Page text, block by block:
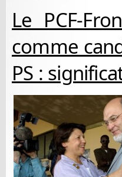
Le PCF-
comme
PS :